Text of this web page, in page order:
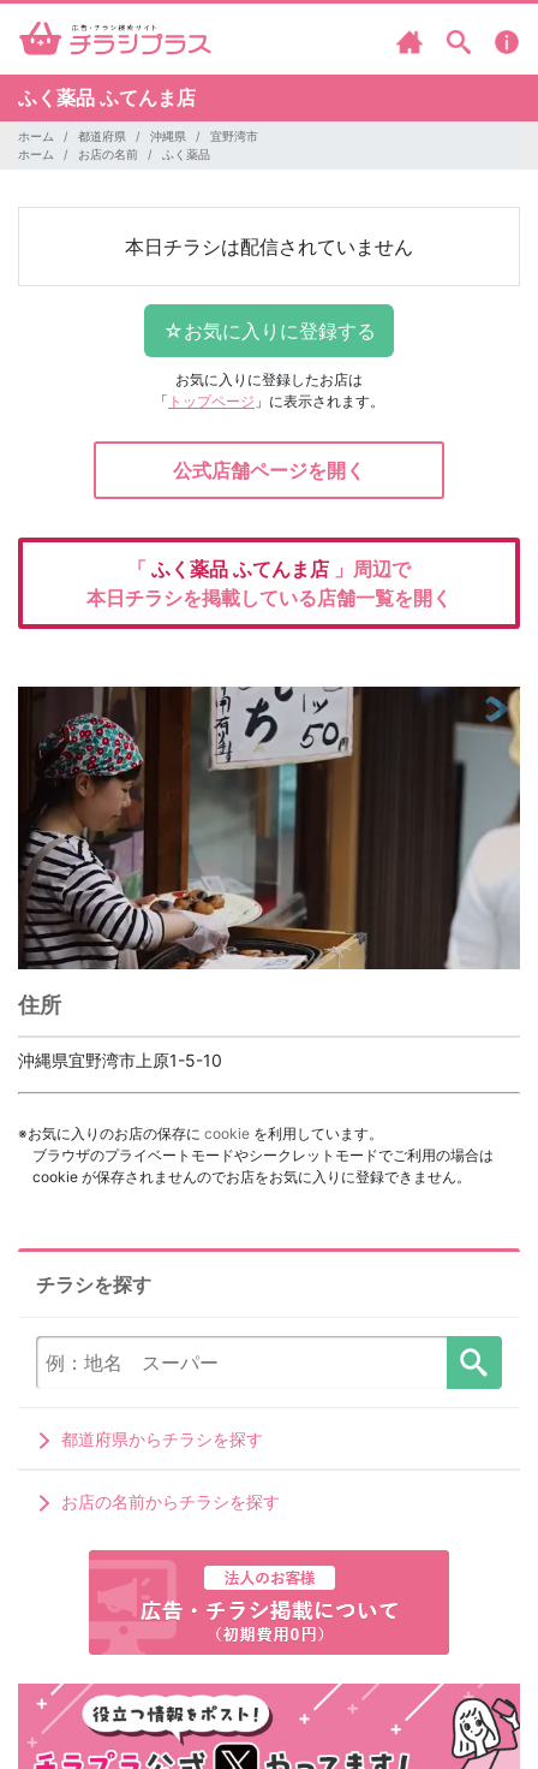
ふく薬品 ふてんま店
ホーム 都道府県 沖縄県
宜野湾市
ホーム
お店の名前 ふく薬品
本日チラシは配信されていません
お気に入りに登録したお店は
「 トップページ 」に表示されます。
公式店舗ページを開く
「 ふく薬品 ふてんま店 」周辺で
本日チラシを掲載している店舗一覧を開く
住所
沖縄県宜野湾市上原1-5-10
※お気に入りのお店の保存に cookie を利用しています。
ブラウザのプライベートモードやシークレットモードでご利用の場合は
cookie が保存されませんのでお店をお気に入りに登録できません。
チラシを探す
都道府県からチラシを探す
お店の名前からチラシを探す